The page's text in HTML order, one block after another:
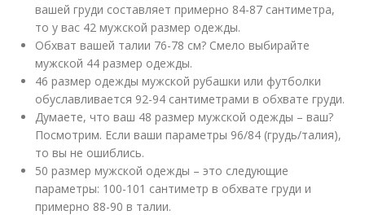
вашей груди составляет примерно 84-87 сантиметра,
то у вас 42 мужской размер одежды.
Обхват вашей талии 76-78 см? Смело выбирайте
мужской 44 размер одежды.
46 размер одежды мужской рубашки или футболки
обуславливается 92-94 сантиметрами в обхвате груди.
Думаете, что ваш 48 размер мужской одежды – ваш?
Посмотрим. Если ваши параметры 96/84 (грудь/талия),
то вы не ошиблись.
50 размер мужской одежды – это следующие
параметры: 100-101 сантиметр в обхвате груди и
примерно 88-90 в талии.